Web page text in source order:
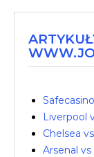
Liverpool
Chelsea
Arsenal